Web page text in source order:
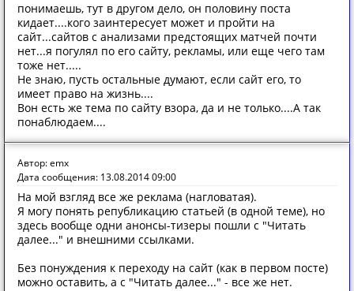
понимаешь, тут в другом дело, он половину поста
кидает....кого заинтересует может и пройти на
сайт...сайтов с анализами предстоящих матчей почти
нет...я погулял по его сайту, рекламы, или еще чего там
тоже нет.....
Не знаю, пусть остальные думают, если сайт его, то
имеет право на жизнь....
Вон есть же тема по сайту взора, да и не только....А так
понаблюдаем....
Автор: emx
Дата сообщения: 13.08.2014 09:00
На мой взгляд все же реклама (нагловатая).
Я могу понять републикацию статьей (в одной теме), но
здесь вообще одни анонсы-тизеры пошли с "Читать
далее..." и внешними ссылками.
Без понуждения к переходу на сайт (как в первом посте)
можно оставить, а с "Читать далее..." - все же нет.